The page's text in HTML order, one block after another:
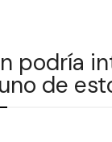
podría
uno de